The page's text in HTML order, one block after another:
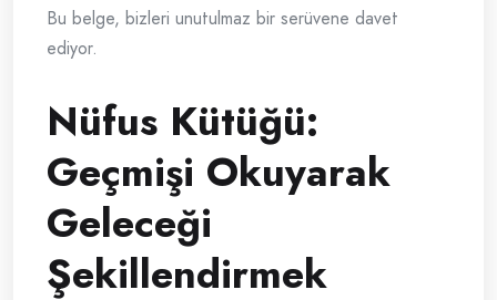
Bu belge, bizleri unutulmaz bir serüvene davet
ediyor.
Nüfus Kütüğü:
Geçmişi Okuyarak
Geleceği
Şekillendirmek